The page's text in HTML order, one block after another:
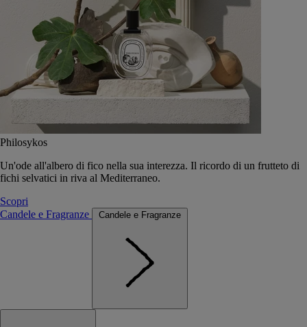
Philosykos
Un'ode all'albero di fico nella sua interezza. Il ricordo di un frutteto di
fichi selvatici in riva al Mediterraneo.
Scopri
Candele e Fragranze
Candele e Fragranze